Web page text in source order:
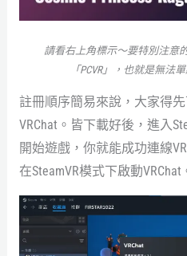
請看右上角標示～要特別注意
「PCVR」，也就是無法
註冊順序簡易來說，大家得
VRChat。皆下載好後，進入
開始遊戲，你就能成功連線
在SteamVR模式下啟動VRChat